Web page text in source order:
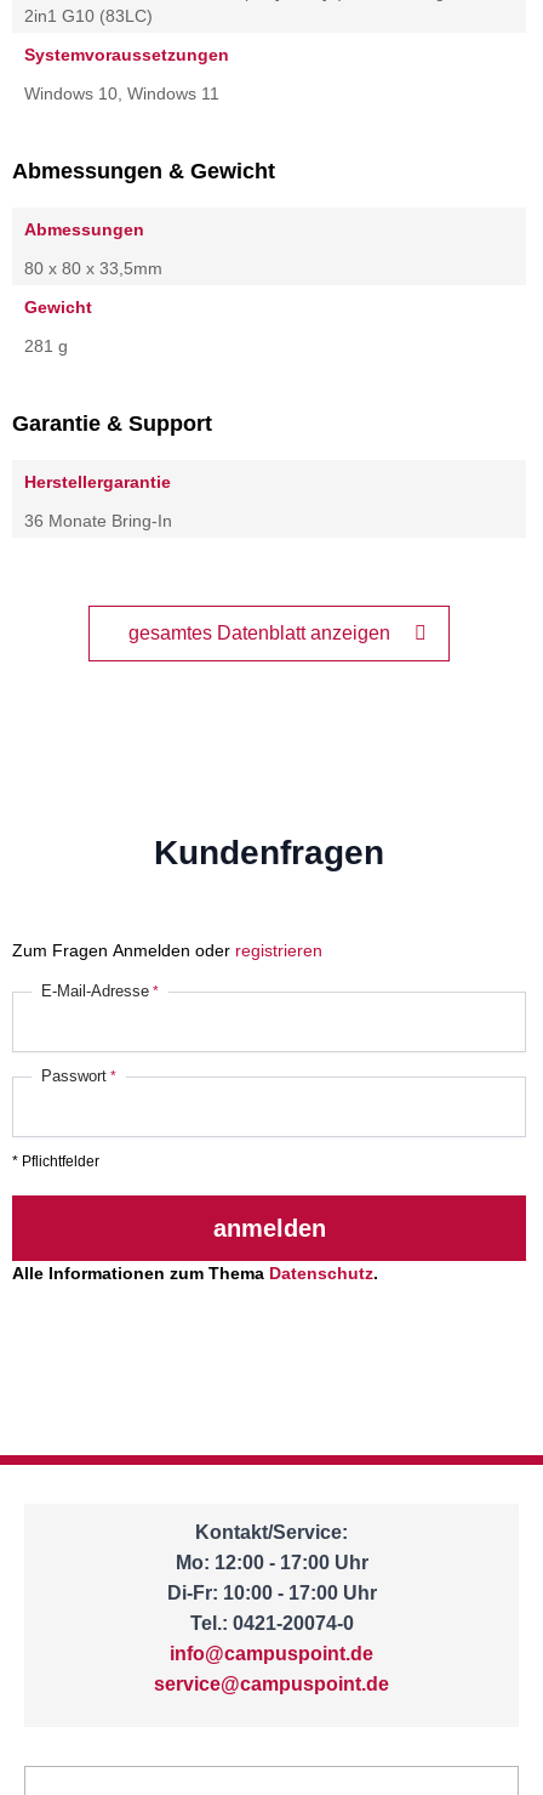
2in1 G10 (83LC)
Systemvoraussetzungen
Windows 10, Windows 11
Abmessungen & Gewicht
Abmessungen
80 x 80 x 33,5mm
Gewicht
281 g
Garantie & Support
Herstellergarantie
36 Monate Bring-In
gesamtes Datenblatt anzeigen
Kundenfragen
Zum Fragen Anmelden oder registrieren
E-Mail-Adresse
Passwort
* Pflichtfelder
anmelden
Alle Informationen zum Thema Datenschutz.
Kontakt/Service:
Mo: 12:00 - 17:00 Uhr
Di-Fr: 10:00 - 17:00 Uhr
Tel.: 0421-20074-0
info@campuspoint.de
service@campuspoint.de